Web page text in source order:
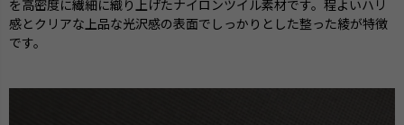
を高密度に繊細に織り上げたナイロンツイル素材です。程よいハリ
感とクリアな上品な光沢感の表面でしっかりとした整った綾が特徴
です。